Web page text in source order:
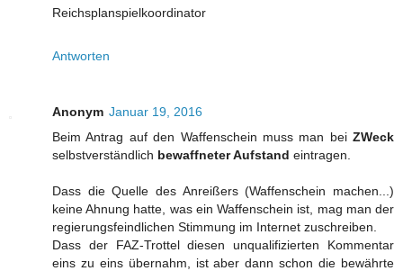
Reichsplanspielkoordinator
Antworten
Anonym Januar 19, 2016
Beim Antrag auf den Waffenschein muss man bei ZWeck
selbstverständlich bewaffneter Aufstand eintragen.
Dass die Quelle des Anreißers (Waffenschein machen...)
keine Ahnung hatte, was ein Waffenschein ist, mag man der
regierungsfeindlichen Stimmung im Internet zuschreiben.
Dass der FAZ-Trottel diesen unqualifizierten Kommentar
eins zu eins übernahm, ist aber dann schon die bewährte